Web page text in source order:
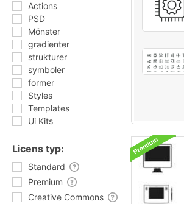
Actions
PSD
Mönster
gradienter
strukturer
symboler
former
Styles
Templates
Ui Kits
Licens typ:
Standard
Premium
Creative Commons